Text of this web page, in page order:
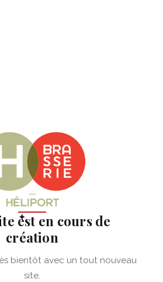
✦
est en cours de
création
bientôt avec un tout nouveau
site.